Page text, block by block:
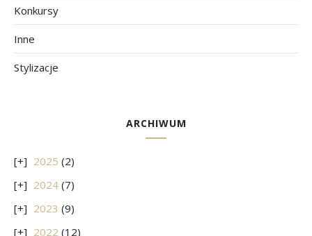
Konkursy
Inne
Stylizacje
ARCHIWUM
2025 (2)
2024 (7)
2023 (9)
2022 (12)